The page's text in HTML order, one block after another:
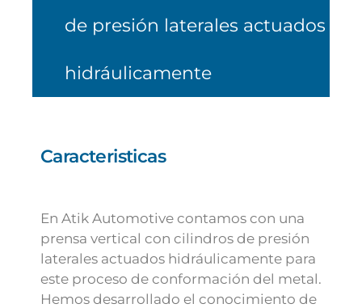
de presión laterales actuados
hidráulicamente
Caracteristicas
En Atik Automotive contamos con una
prensa vertical con cilindros de presión
laterales actuados hidráulicamente para
este proceso de conformación del metal.
Hemos desarrollado el conocimiento de